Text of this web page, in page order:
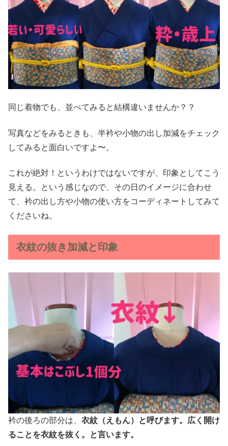
同じ着物でも、並べてみると結構違いませんか？？
写真などをみるときも、半衿や小物の出し加減をチェック
してみると面白いですよ〜。
これが絶対！というわけではないですが、印象としてこう
見える。という感じなので、その日のイメージに合わせ
て、衿の出し方や小物の使い方をコーディネートしてみて
くださいね。
衣紋の抜き加減と印象
衿の後ろの部分は、 衣紋（えもん）と呼びます。広く開け
ることを衣紋を抜く。と言います。